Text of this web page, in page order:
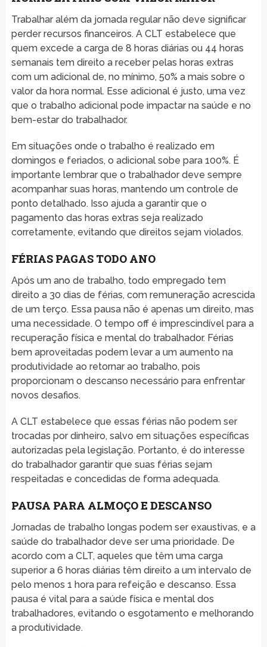
Trabalhar além da jornada regular não deve significar
perder recursos financeiros. A CLT estabelece que
quem excede a carga de 8 horas diárias ou 44 horas
semanais tem direito a receber pelas horas extras
com um adicional de, no mínimo, 50% a mais sobre o
valor da hora normal. Esse adicional é justo, uma vez
que o trabalho adicional pode impactar na saúde e no
bem-estar do trabalhador.
Em situações onde o trabalho é realizado em
domingos e feriados, o adicional sobe para 100%. É
importante lembrar que o trabalhador deve sempre
acompanhar suas horas, mantendo um controle de
ponto detalhado. Isso ajuda a garantir que o
pagamento das horas extras seja realizado
corretamente, evitando que direitos sejam violados.
FÉRIAS PAGAS TODO ANO
Após um ano de trabalho, todo empregado tem
direito a 30 dias de férias, com remuneração acrescida
de um terço. Essa pausa não é apenas um direito, mas
uma necessidade. O tempo off é imprescindível para a
recuperação física e mental do trabalhador. Férias
bem aproveitadas podem levar a um aumento na
produtividade ao retornar ao trabalho, pois
proporcionam o descanso necessário para enfrentar
novos desafios.
A CLT estabelece que essas férias não podem ser
trocadas por dinheiro, salvo em situações específicas
autorizadas pela legislação. Portanto, é do interesse
do trabalhador garantir que suas férias sejam
respeitadas e concedidas de forma adequada.
PAUSA PARA ALMOÇO E DESCANSO
Jornadas de trabalho longas podem ser exaustivas, e a
saúde do trabalhador deve ser uma prioridade. De
acordo com a CLT, aqueles que têm uma carga
superior a 6 horas diárias têm direito a um intervalo de
pelo menos 1 hora para refeição e descanso. Essa
pausa é vital para a saúde física e mental dos
trabalhadores, evitando o esgotamento e melhorando
a produtividade.